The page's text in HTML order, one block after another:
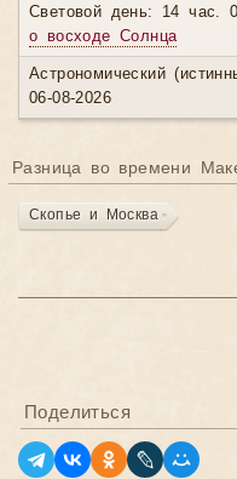
Световой день: 14 час.
о восходе Солнца
Астрономический
06-08-2026
Разница во времени
Скопье и Москва
Поделиться